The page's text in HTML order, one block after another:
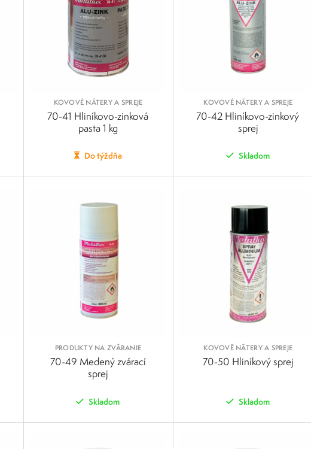
KOVOVÉ NÁTERY A SPREJE
70-41 Hliníkovo-zinková
pasta 1 kg
Do týždňa
KOVOVÉ NÁTERY A SPREJE
70-42 Hliníkovo-zinkový
sprej
Skladom
PRODUKTY NA ZVÁRANIE
70-49 Medený zvárací
sprej
Skladom
KOVOVÉ NÁTERY A SPREJE
70-50 Hliníkový sprej
Skladom